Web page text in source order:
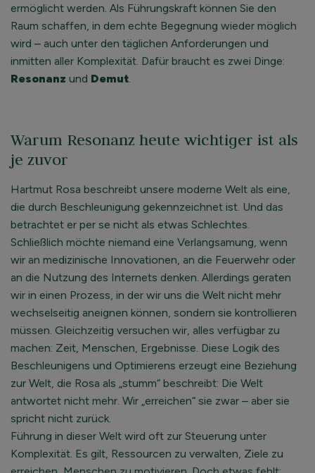
ermöglicht werden. Als Führungskraft können Sie den
Raum schaffen, in dem echte Begegnung wieder möglich
wird – auch unter den täglichen Anforderungen und
inmitten aller Komplexität. Dafür braucht es zwei Dinge:
Resonanz und Demut
Warum Resonanz heute wichtiger ist als
je zuvor
Hartmut Rosa beschreibt unsere moderne Welt als eine,
die durch Beschleunigung gekennzeichnet ist. Und das
betrachtet er per se nicht als etwas Schlechtes.
Schließlich möchte niemand eine Verlangsamung, wenn
wir an medizinische Innovationen, an die Feuerwehr oder
an die Nutzung des Internets denken. Allerdings geraten
wir in einen Prozess, in der wir uns die Welt nicht mehr
wechselseitig aneignen können, sondern sie kontrollieren
müssen. Gleichzeitig versuchen wir, alles verfügbar zu
machen: Zeit, Menschen, Ergebnisse. Diese Logik des
Beschleunigens und Optimierens erzeugt eine Beziehung
zur Welt, die Rosa als „stumm“ beschreibt: Die Welt
antwortet nicht mehr. Wir „erreichen“ sie zwar – aber sie
spricht nicht zurück.
Führung in dieser Welt wird oft zur Steuerung unter
Komplexität. Es gilt, Ressourcen zu verwalten, Ziele zu